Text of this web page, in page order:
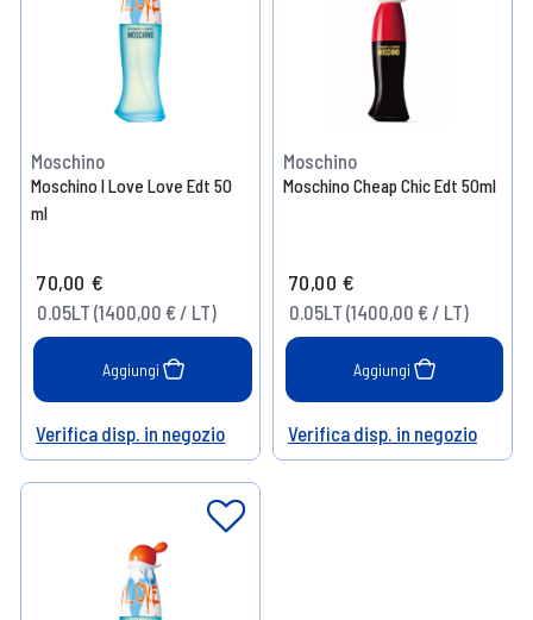
Moschino
Moschino I Love Love Edt 50
ml
70,00 €
0.05LT (1400,00 € / LT)
Aggiungi
Help
Verifica disp. in negozio
Moschino
Moschino Cheap Chic Edt 50ml
70,00 €
0.05LT (1400,00 € / LT)
Aggiungi
Help
Verifica disp. in negozio